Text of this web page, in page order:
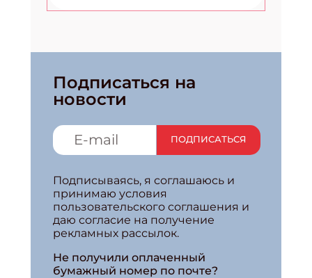
Подписаться на
новости
ПОДПИСАТЬСЯ
Подписываясь, я соглашаюсь и
принимаю условия
пользовательского соглашения и
даю согласие на получение
рекламных рассылок.
Не получили оплаченный
бумажный номер по почте?